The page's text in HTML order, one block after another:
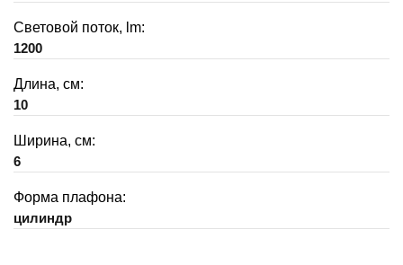
Световой поток, lm:
1200
Длина, см:
10
Ширина, см:
6
Форма плафона:
цилиндр